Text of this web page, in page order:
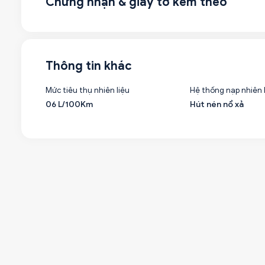
Thông tin khác
Mức tiêu thụ nhiên liệu
06 L/100Km
Hệ thống nạp nhiên
Hút nén nổ xả